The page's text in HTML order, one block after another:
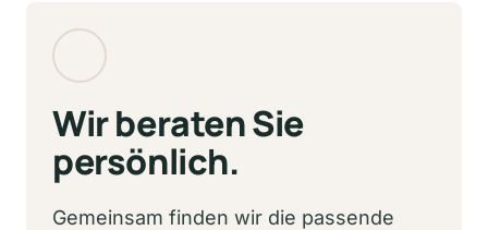
entsprechen den geltenden Standards und
sind auf Langlebigkeit ausgelegt.
Wir beraten Sie
persönlich.
Gemeinsam finden wir die passende